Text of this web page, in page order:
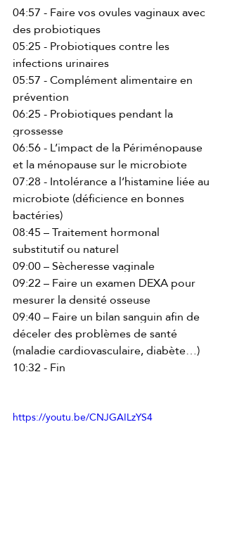
04:57 - Faire vos ovules vaginaux avec
des probiotiques
05:25 - Probiotiques contre les
infections urinaires
05:57 - Complément alimentaire en
prévention
06:25 - Probiotiques pendant la
grossesse
06:56 - L’impact de la Périménopause
et la ménopause sur le microbiote
07:28 - Intolérance a l’histamine liée au
microbiote (déficience en bonnes
bactéries)
08:45 – Traitement hormonal
substitutif ou naturel
09:00 – Sècheresse vaginale
09:22 – Faire un examen DEXA pour
mesurer la densité osseuse
09:40 – Faire un bilan sanguin afin de
déceler des problèmes de santé
(maladie cardiovasculaire, diabète…)
10:32 - Fin
https://youtu.be/CNJGAILzYS4